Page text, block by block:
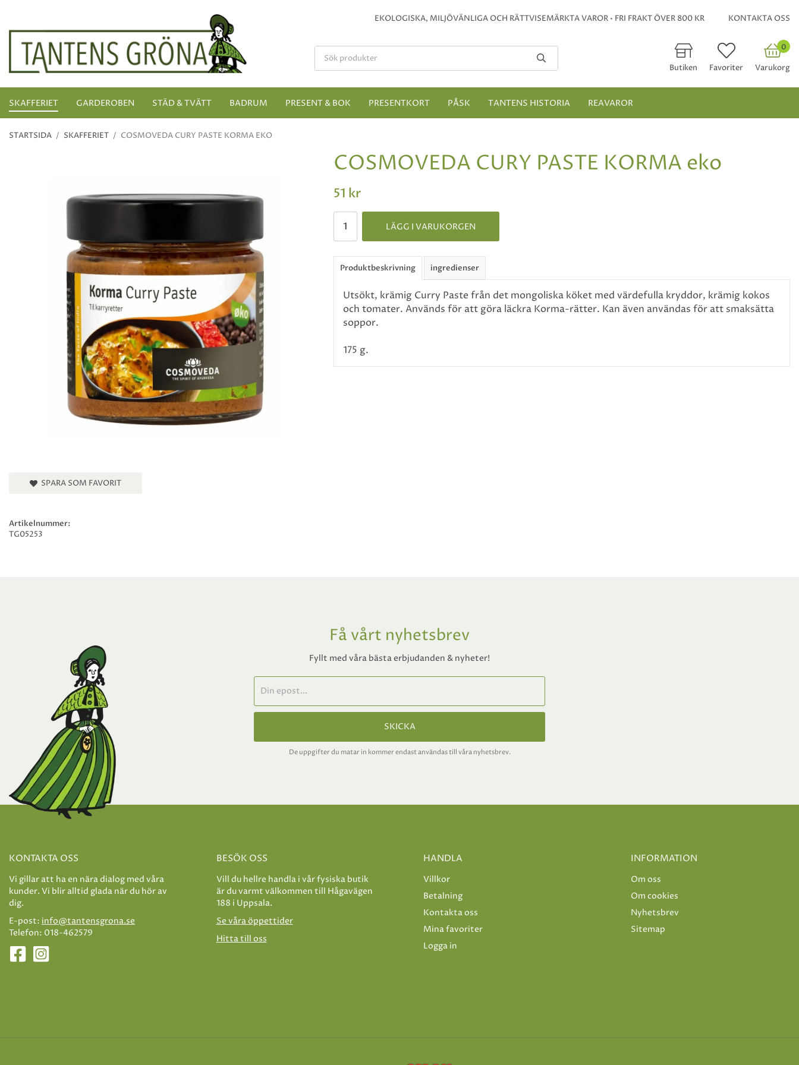
EKOLOGISKA, MILJÖVÄNLIGA OCH RÄTTVISEMÄRKTA VAROR • FRI FRAKT ÖVER 800 KR KONTAKTA OSS
Butiken Favoriter
0
Varukorg
SKAFFERIET GARDEROBEN STÄD & TVÄTT BADRUM PRESENT & BOK PRESENTKORT PÅSK TANTENS HISTORIA REAVAROR
STARTSIDA / SKAFFERIET / COSMOVEDA CURY PASTE KORMA EKO
COSMOVEDA CURY PASTE KORMA eko
51 kr
LÄGG I VARUKORGEN
Produktbeskrivning ingredienser
Utsökt, krämig Curry Paste från det mongoliska köket med värdefulla kryddor, krämig kokos
och tomater. Används för att göra läckra Korma-rätter. Kan även användas för att smaksätta
soppor.
175 g.
SPARA SOM FAVORIT
Artikelnummer:
TG05253
Få vårt nyhetsbrev
Fyllt med våra bästa erbjudanden & nyheter!
SKICKA
De uppgifter du matar in kommer endast användas till våra nyhetsbrev.
KONTAKTA OSS
Vi gillar att ha en nära dialog med våra
kunder. Vi blir alltid glada när du hör av
dig.
E-post: info@tantensgrona.se
Telefon: 018-462579
BESÖK OSS
Vill du hellre handla i vår fysiska butik
är du varmt välkommen till Hågavägen
188 i Uppsala.
Se våra öppettider
Hitta till oss
HANDLA
Villkor
Betalning
Kontakta oss
Mina favoriter
Logga in
INFORMATION
Om oss
Om cookies
Nyhetsbrev
Sitemap